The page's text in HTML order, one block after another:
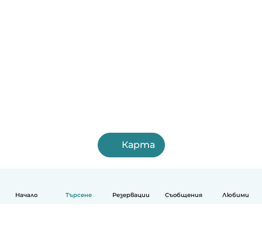
Начало Търсене Резервации Съобщения Любими
Карта